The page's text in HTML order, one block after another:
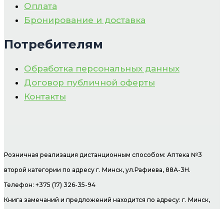
Оплата
Бронирование и доставка
Потребителям
Обработка персональных данных
Договор публичной оферты
Контакты
Розничная реализация дистанционным способом: Аптека №3
второй категории по адресу г. Минск, ул.Рафиева, 88А-3Н.
Телефон: +375 (17) 326-35-94
Книга замечаний и предложений находится по адресу: г. Минск,